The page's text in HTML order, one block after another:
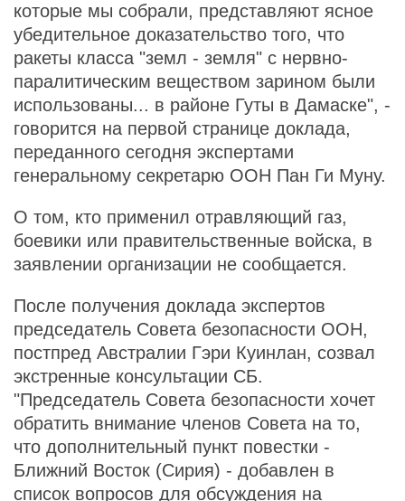
которые мы собрали, представляют ясное
убедительное доказательство того, что
ракеты класса "земл - земля" с нервно-
паралитическим веществом зарином были
использованы... в районе Гуты в Дамаске", -
говорится на первой странице доклада,
переданного сегодня экспертами
генеральному секретарю ООН Пан Ги Муну.
О том, кто применил отравляющий газ,
боевики или правительственные войска, в
заявлении организации не сообщается.
После получения доклада экспертов
председатель Совета безопасности ООН,
постпред Австралии Гэри Куинлан, созвал
экстренные консультации СБ.
"Председатель Совета безопасности хочет
обратить внимание членов Совета на то,
что дополнительный пункт повестки -
Ближний Восток (Сирия) - добавлен в
список вопросов для обсуждения на